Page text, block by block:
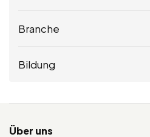
Branche
Bildung
Über uns